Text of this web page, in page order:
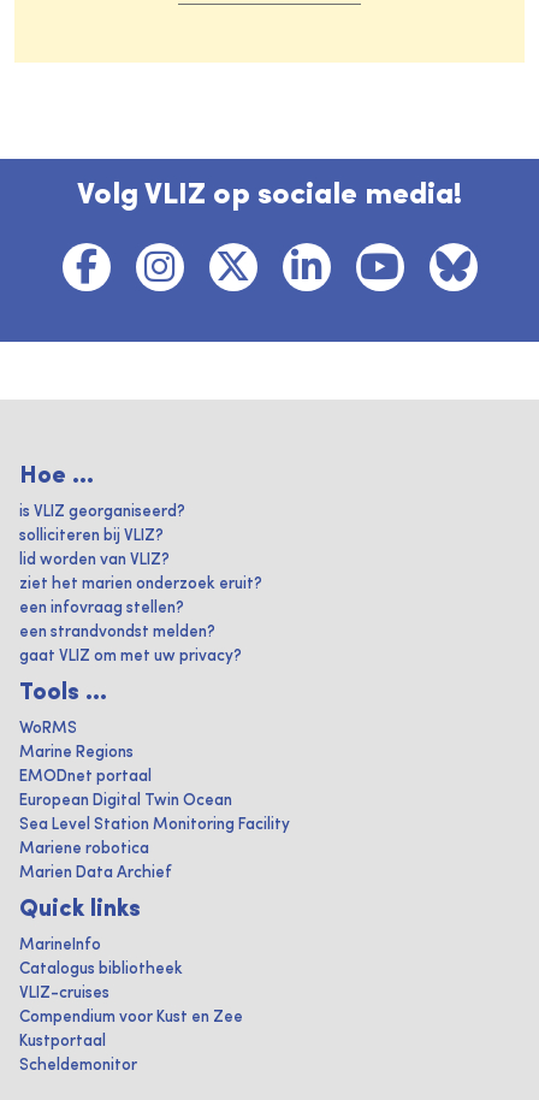
Volg VLIZ op sociale media!
Hoe ...
is VLIZ georganiseerd?
solliciteren bij VLIZ?
lid worden van VLIZ?
ziet het marien onderzoek eruit?
een infovraag stellen?
een strandvondst melden?
gaat VLIZ om met uw privacy?
Tools ...
WoRMS
Marine Regions
EMODnet portaal
European Digital Twin Ocean
Sea Level Station Monitoring Facility
Mariene robotica
Marien Data Archief
Quick links
MarineInfo
Catalogus bibliotheek
VLIZ-cruises
Compendium voor Kust en Zee
Kustportaal
Scheldemonitor